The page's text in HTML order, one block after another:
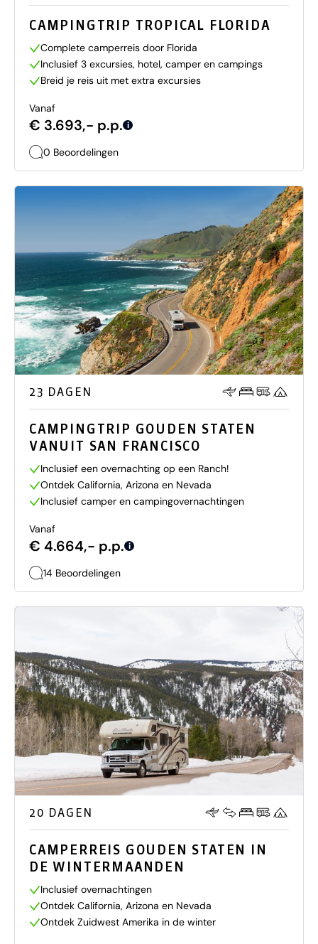
CAMPINGTRIP TROPICAL FLORIDA
Complete camperreis door Florida
Inclusief 3 excursies, hotel, camper en campings
Breid je reis uit met extra excursies
Vanaf
€ 3.693,- p.p. i
0 Beoordelingen
23 DAGEN
CAMPINGTRIP GOUDEN STATEN
VANUIT SAN FRANCISCO
Inclusief een overnachting op een Ranch!
Ontdek California, Arizona en Nevada
Inclusief camper en campingovernachtingen
Vanaf
€ 4.664,- p.p. i
14 Beoordelingen
20 DAGEN
CAMPERREIS GOUDEN STATEN IN
DE WINTERMAANDEN
Inclusief overnachtingen
Ontdek California, Arizona en Nevada
Ontdek Zuidwest Amerika in de winter